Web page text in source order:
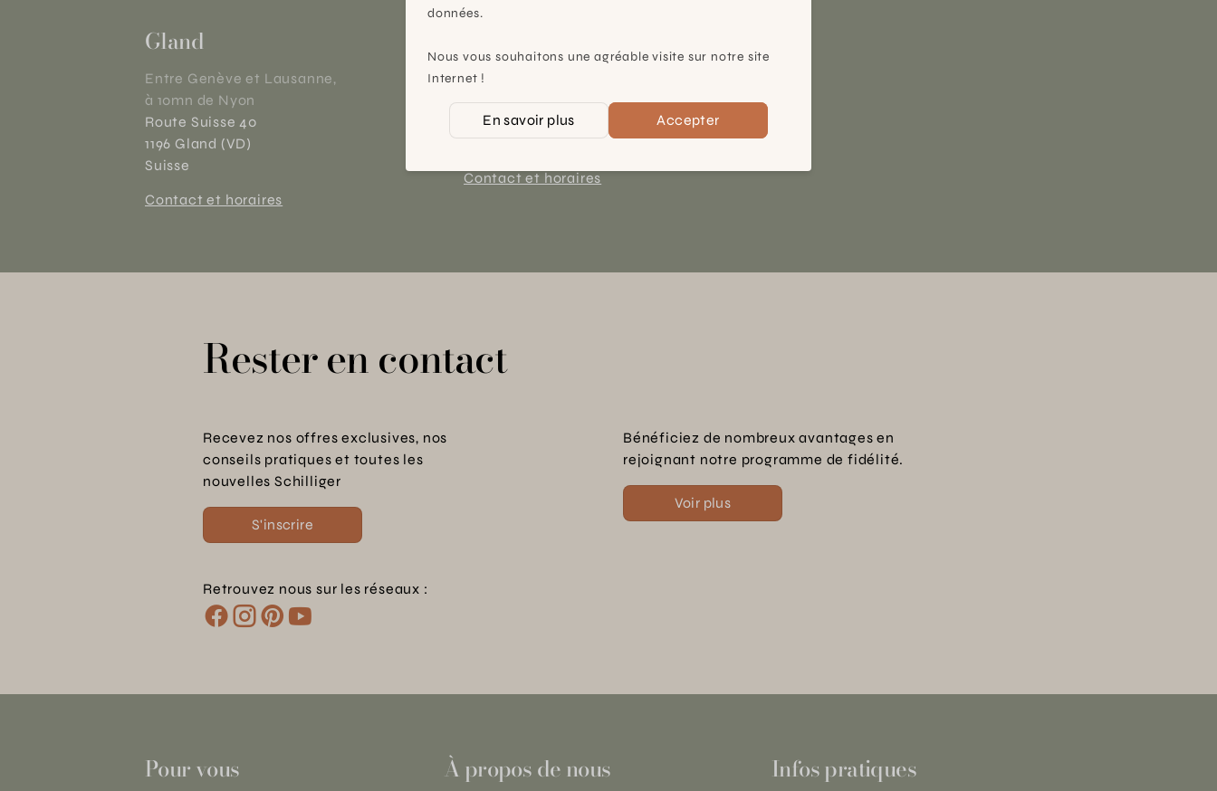
Gland
Entre Genève et Lausanne,
à 10mn de Nyon
Route Suisse 40
1196 Gland (VD)
Suisse
Contact et horaires
À 15mn du centre de Genève
Chemin des Charrotons 25
1228 Plan-les-Ouates (GE)
Suisse
Contact et horaires
Rester en contact
Recevez nos offres exclusives, nos
conseils pratiques et toutes les
nouvelles Schilliger
S'inscrire
Bénéficiez de nombreux avantages en
rejoignant notre programme de fidélité.
Voir plus
Retrouvez nous sur les réseaux :
Pour vous À propos de nous Infos pratiques
données.
Nous vous souhaitons une agréable visite sur notre site
Internet !
En savoir plus Accepter